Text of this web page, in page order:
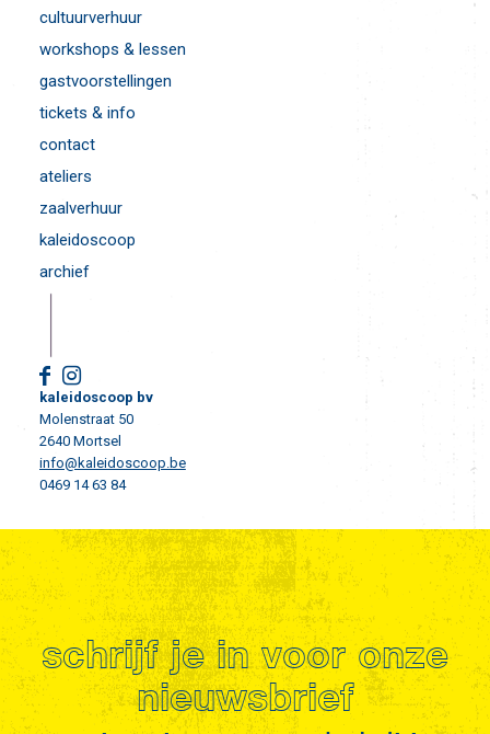
cultuurverhuur
workshops & lessen
gastvoorstellingen
tickets & info
contact
ateliers
zaalverhuur
kaleidoscoop
archief
kaleidoscoop bv
Molenstraat 50
2640 Mortsel
info@kaleidoscoop.be
0469 14 63 84
schrijf je in voor onze
nieuwsbrief